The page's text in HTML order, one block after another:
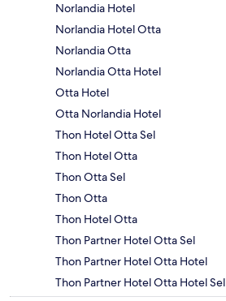
Norlandia Hotel
Norlandia Hotel Otta
Norlandia Otta
Norlandia Otta Hotel
Otta Hotel
Otta Norlandia Hotel
Thon Hotel Otta Sel
Thon Hotel Otta
Thon Otta Sel
Thon Otta
Thon Hotel Otta
Thon Partner Hotel Otta Sel
Thon Partner Hotel Otta Hotel
Thon Partner Hotel Otta Hotel Sel